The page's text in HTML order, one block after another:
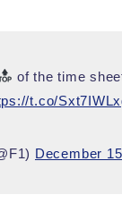
of the time
t.co/
December